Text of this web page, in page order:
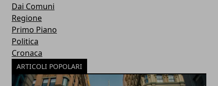
Dai Comuni
Regione
Primo Piano
Politica
Cronaca
ARTICOLI POPOLARI